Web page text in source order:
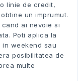
linie de credit,
un imprumut.
ai nevoie si
Poti aplica la
weekend sau
posibilitatea de
multe